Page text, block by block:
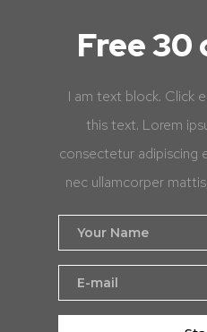
Free 30
I am text block. Click
this text. Lorem
consectetur adipiscing
nec ullamcorper